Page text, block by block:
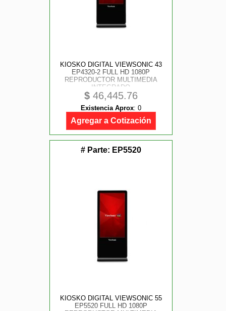
KIOSKO DIGITAL VIEWSONIC 43
EP4320-2 FULL HD 1080P
REPRODUCTOR MULTIMEDIA
INTEGRADO
$ 46,445.76
Existencia Aprox: 0
Agregar a Cotización
# Parte: EP5520
KIOSKO DIGITAL VIEWSONIC 55
EP5520 FULL HD 1080P